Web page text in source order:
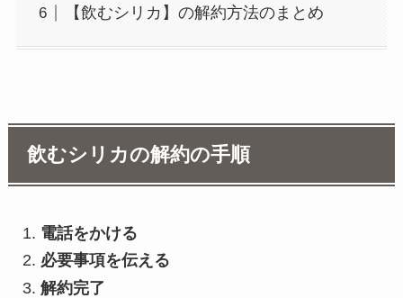
【飲むシリカ】の解約方法のまとめ
飲むシリカの解約の手順
電話をかける
必要事項を伝える
解約完了